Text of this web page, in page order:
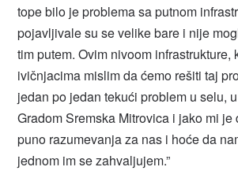
tope bilo je problema sa putnom
pojavljivale su se velike bare i nije
tim putem. Ovim nivoom infrastrukture,
ivičnjacima mislim da ćemo rešiti taj
jedan po jedan tekući problem u selu,
Gradom Sremska Mitrovica i jako mi je
puno razumevanja za nas i hoće da
jednom im se zahvaljujem.”